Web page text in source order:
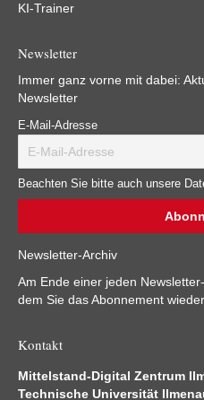
KI-Trainer
Newsletter
Immer ganz vorne mit dabei:
Newsletter
E-Mail-Adresse
Beachten Sie bitte auch unsere
Newsletter-Archiv
Am Ende einer jeden
dem Sie das Abonnement
Kontakt
Mittelstand-Digital Zentrum
Technische Universität